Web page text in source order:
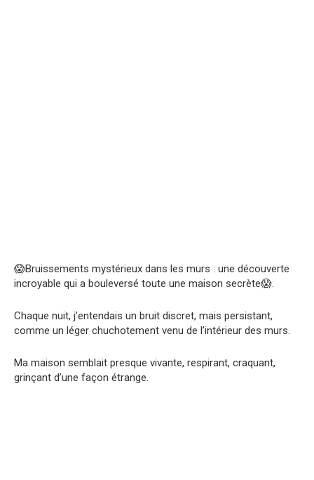
😱Bruissements mystérieux dans les murs : une découverte
incroyable qui a bouleversé toute une maison secrète😱.
Chaque nuit, j’entendais un bruit discret, mais persistant,
comme un léger chuchotement venu de l’intérieur des murs.
Ma maison semblait presque vivante, respirant, craquant,
grinçant d’une façon étrange.